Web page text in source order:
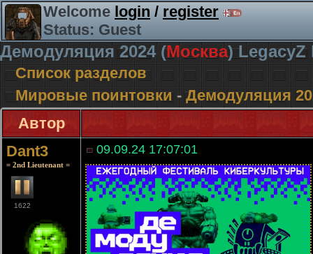
Welcome login/register
Status: Guest
Демодуляция 2024 (Москва) LegacyZ
Список разделов
Мировые поинтовки-Демодуляция
Автор
Dant3
= 2nd Lieutenant =
1622
09.09.24 17:07:01